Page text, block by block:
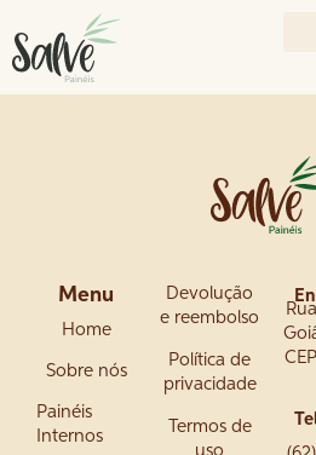
Menu
Home
Sobre nós
Painéis
Internos
Devolução
e reembolso
Política de
privacidade
Termos de
uso